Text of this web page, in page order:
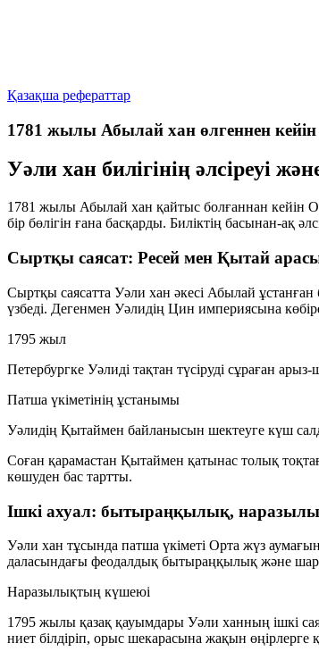
Қазақша рефераттар
1781 жылы Абылай хан өлгеннен
Уәли хан билігінің әлсіреуі
1781 жылы Абылай хан қайтыс болғаннан кейін
бір бөлігін ғана басқарды. Биліктің басынан-
Сыртқы саясат: Ресей мен Қытай
Сыртқы саясатта Уәли хан әкесі Абылай
үзбеді. Дегенмен Уәлидің Цин империясына
1795 жыл
Петербургке Уәлиді тақтан түсіруді сұраған
Патша үкіметінің ұстанымы
Уәлидің Қытаймен байланысын шектеуге күш
Соған қарамастан Қытаймен қатынас толық
көшуден бас тартты.
Ішкі ахуал: бытыраңқылық,
Уәли хан тұсында патша үкіметі Орта жүз
даласындағы феодалдық бытыраңқылық және
Наразылықтың күшеюі
1795 жылы қазақ қауымдары Уәли ханның ішкі
ниет білдіріп, орыс шекарасына жақын өңірлерге